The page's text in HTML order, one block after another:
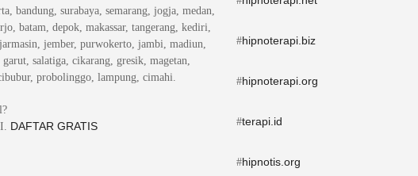
bandung, surabaya, semarang, jogja, medan,
batam, depok, makassar, tangerang, kediri,
jember, purwokerto, jambi, madiun,
salatiga, cikarang, gresik, magetan,
probolinggo, lampung, cimahi.
DAFTAR GRATIS
#hipnoterapi.biz
#hipnoterapi.org
#terapi.id
#hipnotis.org